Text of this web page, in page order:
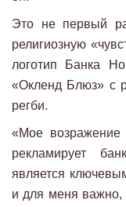
Это не первый
религиозную
логотип Банка
«Окленд Блюз» с
регби.
«Мое
рекламирует
является
и для меня важно,